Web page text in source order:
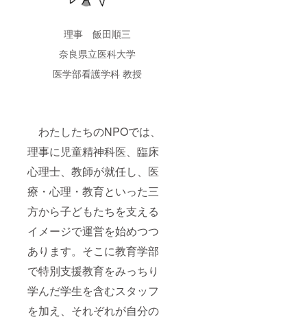
理事 飯田順三
奈良県立医科大学
医学部看護学科 教授
わたしたちのNPOでは、
理事に児童精神科医、臨床
心理士、教師が就任し、医
療・心理・教育といった三
方から子どもたちを支える
イメージで運営を始めつつ
あります。そこに教育学部
で特別支援教育をみっちり
学んだ学生を含むスタッフ
を加え、それぞれが自分の